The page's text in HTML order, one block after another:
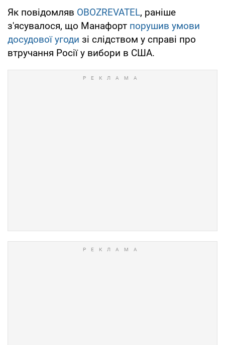
Як повідомляв OBOZREVATEL, раніше
з'ясувалося, що Манафорт порушив умови
досудової угоди зі слідством у справі про
втручання Росії у вибори в США.